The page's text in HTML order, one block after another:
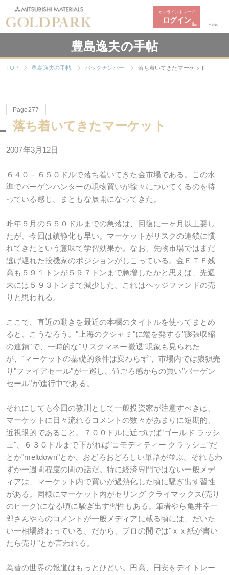
オンライントレード
ログイン
MENU
豊島逸夫の手帖
TOP 豊島逸夫の手帖 バックナンバー 落ち着いてきたマーケット
Page277
落ち着いてきたマーケット
2007年3月12日
６４０－６５０ドルで落ち着いてきた金市場である。この水
準でバーゲンハンターの現物買いが徐々についてくるのを待
っている感じ。まともな展開になってきた。
昨年５月の５５０ドルまでの急落は、回復に一ヶ月以上要し
たが、今回は鎮静化も早い。マーケットがリスクの連鎖に慣
れてきたという意味で学習効果か。なお、先物市場ではまだ
逃げ遅れた投機家のポジションがしこっている。金ＥＴＦ残
高も５９１トンが５９７トンまで急増したかと思えば、先週
末には５９３トンまで減少した。これはヘッジファンドの売
りと思われる。
ここで、直近の動きを最近の本欄のタイトルを使ってまとめ
ると、こうなろう。"上海のクシャミ"に端を発する"膨張収縮
の連鎖"で、一時的な"リスクマネー撤退"現象も見られた
が、"マーケットの基礎的条件は変わらず"、市場内では狼狽売
り"ファイアセール"が一巡し、値ごろ感からの買い"バーゲン
セール"が進行中である。
それにしても今回の教訓として一般投資家が注意すべきは、
マーケットに日々流れるコメントの数々があまりに短期的、
近視眼的であること。７００ドルに近づけば"ゴールド ラッシ
ュ"、６３０ドルまで下がれば"コモディティー クラッシュ"だ
とか"meltdown"とか、おどろおどろしい単語が並ぶ。それもわ
ずか一週間程度の間の話だ。特に経済専門ではない一般メデ
ィアは、マーケット内で買いが過熱化した頃に騒ぎ出す習性
がある。同様にマーケット内がセリング クライマックス(売り
のピーク)になる頃に騒ぎ出す習性もある。筆者やら亀井幸一
郎さんやらのコメントが一般メディアに載る頃には、だいた
い一相場終わっている。だから、プロの間では"ｘｘ紙が書い
たら売り"とか言われる。
為替の世界の報道はもっとひどい。円高、円安をデイトレー